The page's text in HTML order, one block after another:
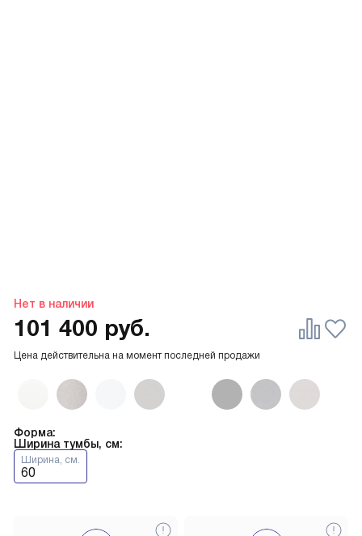
Нет в наличии
Форма:
Ширина тумбы, см:
Ширина, см.
60
Цена действительна на момент последней продажи
101 400 руб.